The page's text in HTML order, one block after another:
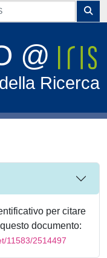
@
Ricerca
per citare
documento:
11583/2514497